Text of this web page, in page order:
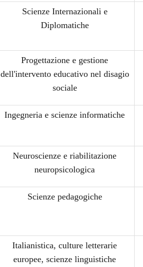
Scienze Internazionali e
Diplomatiche
Progettazione e gestione
dell'intervento educativo nel disagio
sociale
Ingegneria e scienze informatiche
Neuroscienze e riabilitazione
neuropsicologica
Scienze pedagogiche
Italianistica, culture letterarie
europee, scienze linguistiche